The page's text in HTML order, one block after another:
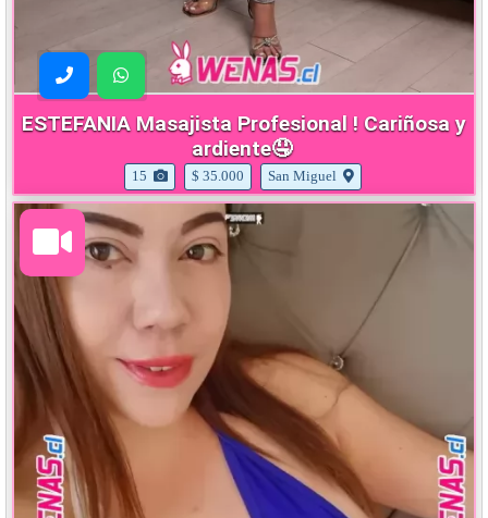
ESTEFANIA Masajista Profesional ! Cariñosa y
ardiente🤤
15 $ 35.000 San Miguel